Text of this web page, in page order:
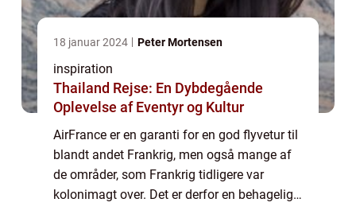
18 januar 2024 Peter Mortensen
inspiration
Thailand Rejse: En Dybdegående
Oplevelse af Eventyr og Kultur
AirFrance er en garanti for en god flyvetur til
blandt andet Frankrig, men også mange af
de områder, som Frankrig tidligere var
kolonimagt over. Det er derfor en behagelig